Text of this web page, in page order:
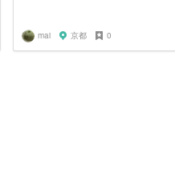
mai 京都 0